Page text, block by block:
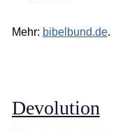
Mehr: bibelbund.de.
Devolution